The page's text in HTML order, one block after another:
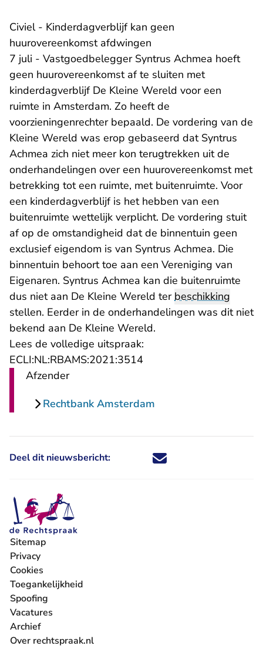
Civiel - Kinderdagverblijf kan geen
huurovereenkomst afdwingen
7 juli - Vastgoedbelegger Syntrus Achmea hoeft
geen huurovereenkomst af te sluiten met
kinderdagverblijf De Kleine Wereld voor een
ruimte in Amsterdam. Zo heeft de
voorzieningenrechter bepaald. De vordering van de
Kleine Wereld was erop gebaseerd dat Syntrus
Achmea zich niet meer kon terugtrekken uit de
onderhandelingen over een huurovereenkomst met
betrekking tot een ruimte, met buitenruimte. Voor
een kinderdagverblijf is het hebben van een
buitenruimte wettelijk verplicht. De vordering stuit
af op de omstandigheid dat de binnentuin geen
exclusief eigendom is van Syntrus Achmea. Die
binnentuin behoort toe aan een Vereniging van
Eigenaren. Syntrus Achmea kan die buitenruimte
dus niet aan De Kleine Wereld terbeschikking
stellen. Eerder in de onderhandelingen was dit niet
bekend aan De Kleine Wereld.
Lees de volledige uitspraak:
ECLI:NL:RBAMS:2021:3514- U verlaat
Afzender
Rechtbank Amsterdam
Deel dit nieuwsbericht: Deel dit nieuwsbericht via X -
Deel dit nieuwsbericht via
Deel dit nieuwsbericht
Deel dit
Sitemap
Privacy
Cookies
Toegankelijkheid
Spoofing
Vacatures
- U verlaat Rechtspraak.nl
Archief
Over rechtspraak.nl